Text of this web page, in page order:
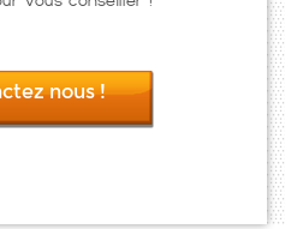
nous !